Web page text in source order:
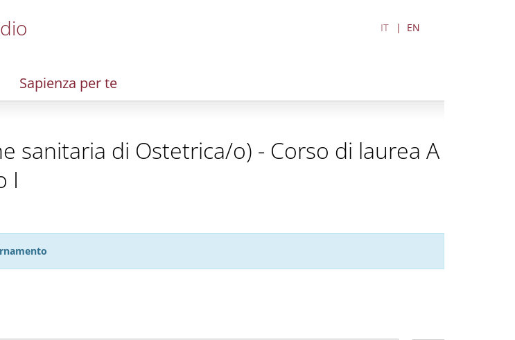
IT EN
Sapienza per te
sanitaria di Ostetrica/o) - Corso di laurea A
I